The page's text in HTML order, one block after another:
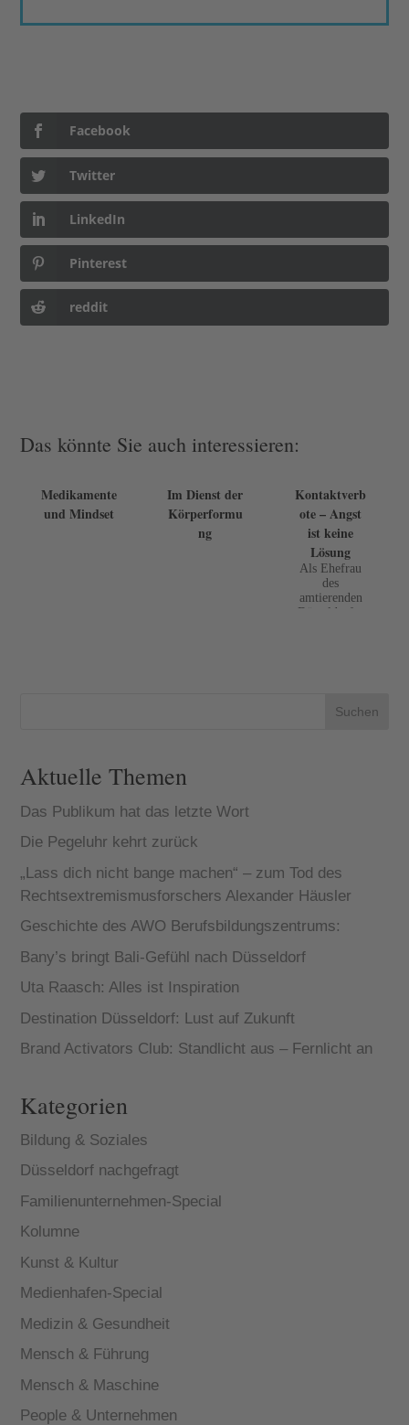
Facebook
Twitter
LinkedIn
Pinterest
reddit
Das könnte Sie auch interessieren:
Medikamente
und Mindset
Im Dienst der
Körperformu
ng
Kontaktverb
ote – Angst
ist keine
Lösung
Als Ehefrau
des
amtierenden
Düsseldorfer
Lebens.Suchen
Aktuelle Themen
Das Publikum hat das letzte Wort
Die Pegeluhr kehrt zurück
„Lass dich nicht bange machen“ – zum Tod des
Rechtsextremismusforschers Alexander Häusler
Geschichte des AWO Berufsbildungszentrums:
Bany’s bringt Bali-Gefühl nach Düsseldorf
Uta Raasch: Alles ist Inspiration
Destination Düsseldorf: Lust auf Zukunft
Brand Activators Club: Standlicht aus – Fernlicht an
Kategorien
Bildung & Soziales
Düsseldorf nachgefragt
Familienunternehmen-Special
Kolumne
Kunst & Kultur
Medienhafen-Special
Medizin & Gesundheit
Mensch & Führung
Mensch & Maschine
People & Unternehmen